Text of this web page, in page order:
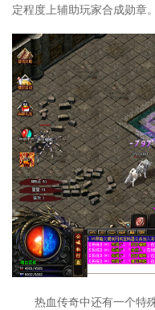
定程度上辅助玩家合成勋章。
热血传奇中还有一个特